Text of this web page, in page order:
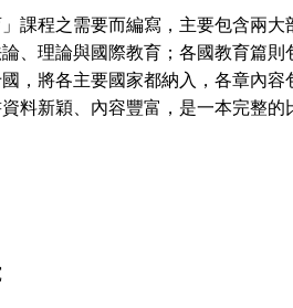
程之需要而編寫，主要包含兩大
、理論與國際教育；各國教育篇
，將各主要國家都納入，各章內
料新穎、內容豐富，是一本完整的